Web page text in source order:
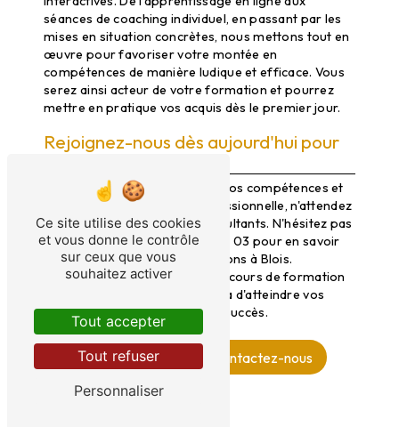
séances de coaching individuel, en passant par les
mises en situation concrètes, nous mettons tout en
œuvre pour favoriser votre montée en
compétences de manière ludique et efficace. Vous
serez ainsi acteur de votre formation et pourrez
mettre en pratique vos acquis dès le premier jour.
Rejoignez-nous dès aujourd'hui pour
Si vous souhaitez développer vos compétences et
accélérer votre carrière professionnelle, n'attendez
plus et contactez Thema Consultants. N'hésitez pas
à nous appeler au 06 20 84 70 03 pour en savoir
plus sur nos offres de formations à Blois.
Ensemble, construisons un parcours de formation
sur-mesure qui vous permettra d'atteindre vos
objectifs professionnels avec succès.
En savoir plus Contactez-nous
Ce site utilise des cookies
et vous donne le contrôle
sur ceux que vous
souhaitez activer
Tout accepter
Tout refuser
Personnaliser